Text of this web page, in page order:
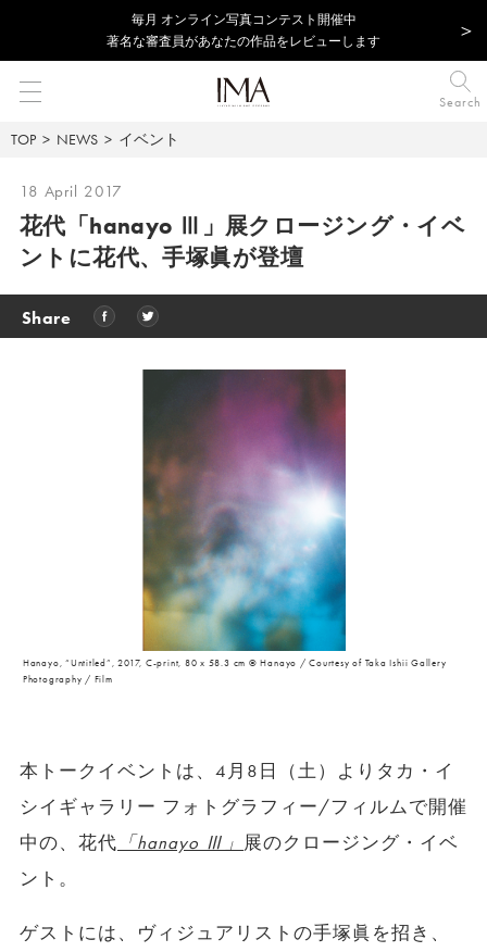
毎⽉ オンライン写真コンテスト開催中
著名な審査員があなたの作品をレビューします
Search
TOP NEWS イベント
18 April 2017
花代「hanayo Ⅲ」展クロージング・イベ
ントに花代、手塚眞が登壇
Share
Hanayo, “Untitled”, 2017, C-print, 80 x 58.3 cm © Hanayo / Courtesy of Taka Ishii Gallery
Photography / Film
本トークイベントは、4月8日（土）よりタカ・イ
シイギャラリー フォトグラフィー/フィルムで開催
中の、花代 「hanayo Ⅲ」 展のクロージング・イベ
ント。
ゲストには、ヴィジュアリストの手塚眞を招き、